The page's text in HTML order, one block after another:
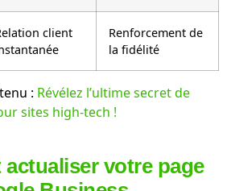
client
Renforcement de
la fidélité
: Révélez l’ultime secret de
sites high-tech !
actualiser votre page